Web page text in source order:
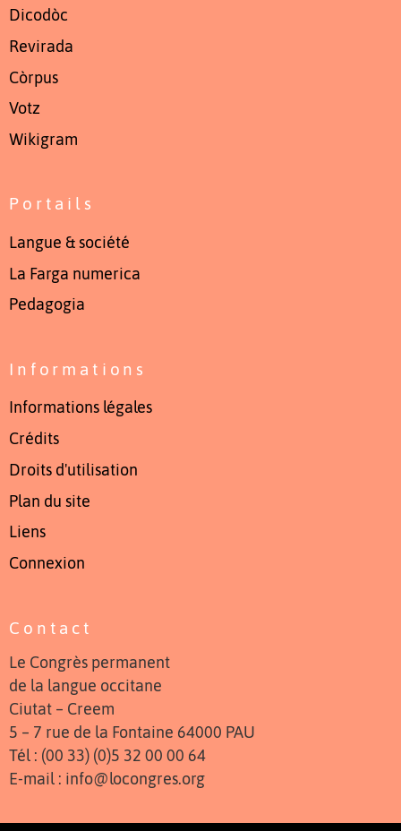
Dicodòc
Revirada
Còrpus
Votz
Wikigram
Portails
Langue & société
La Farga numerica
Pedagogia
Informations
Informations légales
Crédits
Droits d'utilisation
Plan du site
Liens
Connexion
Contact
Le Congrès permanent
de la langue occitane
Ciutat – Creem
5 – 7 rue de la Fontaine 64000 PAU
Tél : (00 33) (0)5 32 00 00 64
E-mail : info@locongres.org